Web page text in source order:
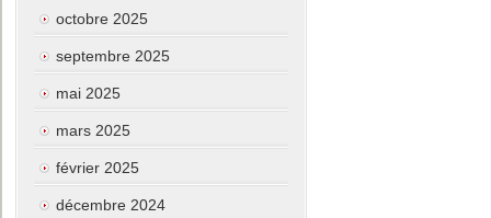
octobre 2025
septembre 2025
mai 2025
mars 2025
février 2025
décembre 2024